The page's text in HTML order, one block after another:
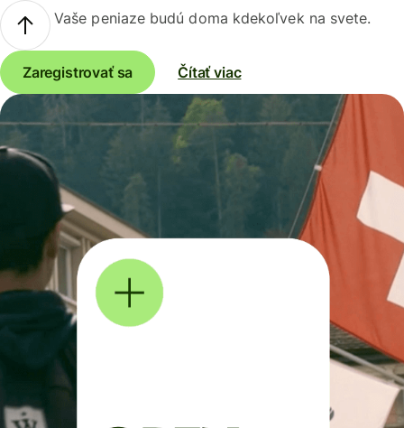
Vaše peniaze budú doma kdekoľvek na svete.
Zaregistrovať sa Čítať viac